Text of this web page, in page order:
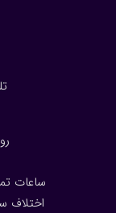
ساعات تماس: 10 شب تا 5
اختلاف